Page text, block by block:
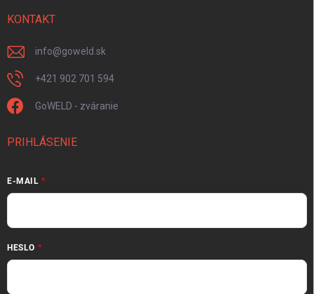
KONTAKT
info@goweld.sk
+421 902 701 594
GoWELD - zváranie
PRIHLÁSENIE
E-MAIL
HESLO